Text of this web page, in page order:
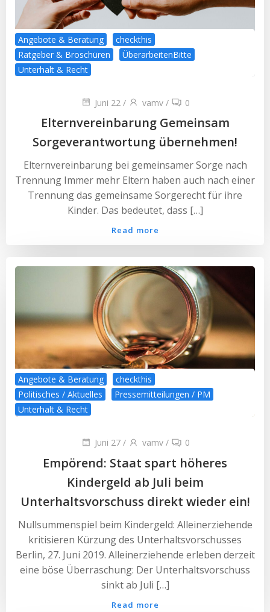
Angebote & Beratung
checkthis
Ratgeber & Broschüren
ÜberarbeitenBitte
Unterhalt & Recht
Juni 22 / vamv / 0
Elternvereinbarung Gemeinsam
Sorgeverantwortung übernehmen!
Elternvereinbarung bei gemeinsamer Sorge nach
Trennung Immer mehr Eltern haben auch nach einer
Trennung das gemeinsame Sorgerecht für ihre
Kinder. Das bedeutet, dass […]
Read more
Angebote & Beratung
checkthis
Politisches / Aktuelles
Pressemitteilungen / PM
Unterhalt & Recht
Juni 27 / vamv / 0
Empörend: Staat spart höheres
Kindergeld ab Juli beim
Unterhaltsvorschuss direkt wieder ein!
Nullsummenspiel beim Kindergeld: Alleinerziehende
kritisieren Kürzung des Unterhaltsvorschusses
Berlin, 27. Juni 2019. Alleinerziehende erleben derzeit
eine böse Überraschung: Der Unterhaltsvorschuss
sinkt ab Juli […]
Read more